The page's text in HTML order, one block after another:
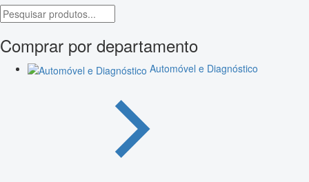
Comprar por departamento
Automóvel e Diagnóstico